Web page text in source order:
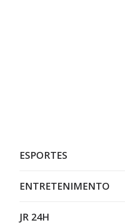
ESPORTES
ENTRETENIMENTO
JR 24H